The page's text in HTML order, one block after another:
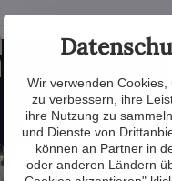
Wir verwenden
zu verbessern, ihre
ihre Nutzung zu
und Dienste von
können an Partner in
oder anderen Ländern